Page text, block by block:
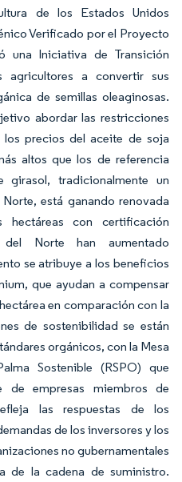
de los Estados Unidos
Verificado por el Proyecto
una Iniciativa de Transición
a convertir sus
de semillas oleaginosas.
abordar las restricciones
precios del aceite de soja
altos que los de referencia
girasol, tradicionalmente un
está ganando renovada
con certificación
Norte han aumentado
se atribuye a los beneficios
que ayudan a compensar
en comparación con la
de sostenibilidad se están
orgánicos, con la Mesa
Sostenible (RSPO) que
de empresas miembros de
las respuestas de los
de los inversores y los
no gubernamentales
de la cadena de suministro.